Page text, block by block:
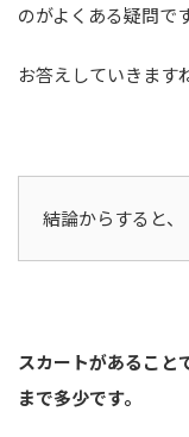
のがよくある疑問です
お答えしていきます
結論からすると、
スカートがあること
まで多少です。